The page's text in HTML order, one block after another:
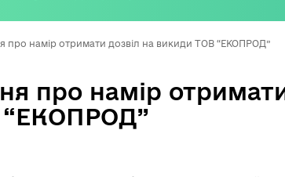
про намір отримати дозвіл на викиди ТОВ “ЕКОПРОД”
про намір